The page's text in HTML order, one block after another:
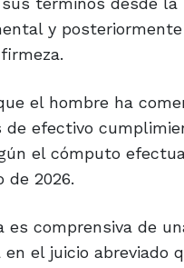
y
el hombre ha
de efectivo
el cómputo
de 2026.
es comprensiva de
en el juicio abreviado